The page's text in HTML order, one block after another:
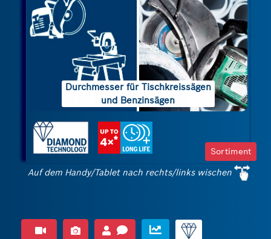
Durchmesser für Tischkreissägen
und Benzinsägen
Sortiment
Auf dem Handy/Tablet nach rechts/links wischen